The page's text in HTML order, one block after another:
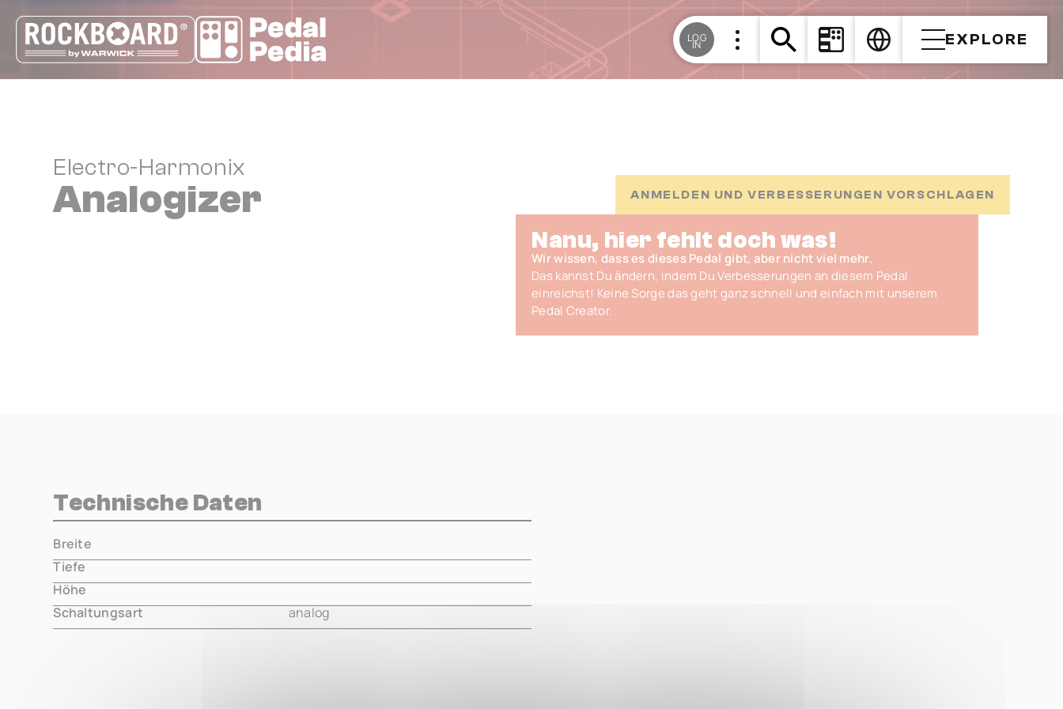
LOG
IN EXPLORE
Electro-Harmonix
Analogizer ANMELDEN UND VERBESSERUNGEN VORSCHLAGEN
Nanu, hier fehlt doch was!
Wir wissen, dass es dieses Pedal gibt, aber nicht viel mehr.
Das kannst Du ändern, indem Du Verbesserungen an diesem Pedal
einreichst! Keine Sorge das geht ganz schnell und einfach mit unserem
Pedal Creator.
Technische Daten
Breite
Tiefe
Höhe
Schaltungsart
analog